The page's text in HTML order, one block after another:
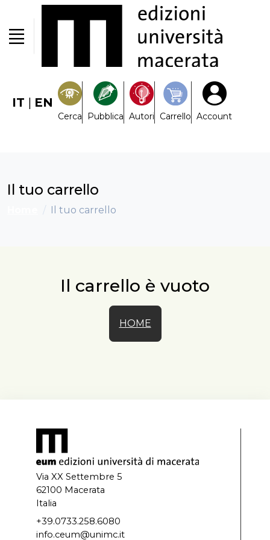
IT | EN
Cerca Pubblica Autori Carrello Account
Il tuo carrello
Il tuo carrello
Il carrello è vuoto
HOME
Via XX Settembre 5
62100 Macerata
Italia
+39.0733.258.6080
info.ceum@unimc.it